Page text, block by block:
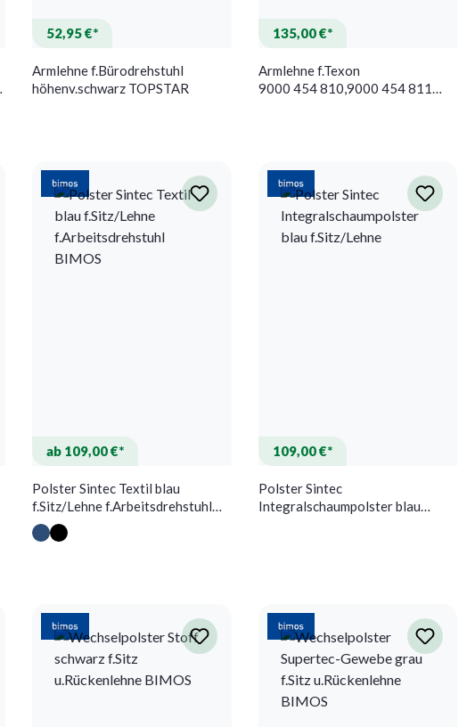
52,95 €*
Armlehne f.Bürodrehstuhl
höhenv.schwarz TOPSTAR
135,00 €*
Armlehne f.Texon
9000 454 810,9000 454 811
ab 109,00 €*
Polster Sintec Textil blau
f.Sitz/Lehne f.Arbeitsdrehstuhl
BIMOS
(Diese Option ist zurzeit nicht verfügbar.)
(Diese Option ist zurzeit nicht verfügbar.)
109,00 €*
Polster Sintec
Integralschaumpolster blau